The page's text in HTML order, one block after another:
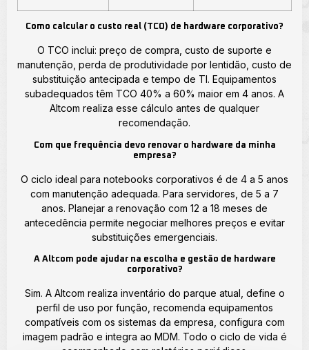
Como calcular o custo real (TCO) de hardware corporativo?
O TCO inclui: preço de compra, custo de suporte e
manutenção, perda de produtividade por lentidão, custo de
substituição antecipada e tempo de TI. Equipamentos
subadequados têm TCO 40% a 60% maior em 4 anos. A
Altcom realiza esse cálculo antes de qualquer
recomendação.
Com que frequência devo renovar o hardware da minha
empresa?
O ciclo ideal para notebooks corporativos é de 4 a 5 anos
com manutenção adequada. Para servidores, de 5 a 7
anos. Planejar a renovação com 12 a 18 meses de
antecedência permite negociar melhores preços e evitar
substituições emergenciais.
A Altcom pode ajudar na escolha e gestão de hardware
corporativo?
Sim. A Altcom realiza inventário do parque atual, define o
perfil de uso por função, recomenda equipamentos
compatíveis com os sistemas da empresa, configura com
imagem padrão e integra ao MDM. Todo o ciclo de vida é